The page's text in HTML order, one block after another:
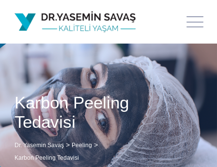
Karbon Peeling
Tedavisi
Dr. Yasemin Savaş>Peeling>
Karbon Peeling Tedavisi